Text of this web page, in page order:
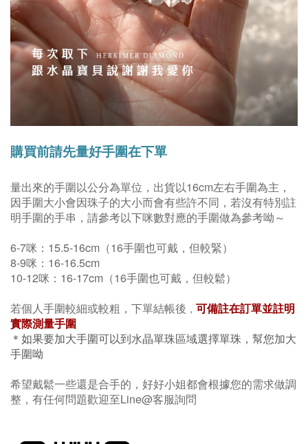
購買前請先量好手圍在下單
量出來的手圍以公分為單位， 出貨以16cm左右手圍為主 ，
因手圍大小會因珠子的大小而會有些許不同，若沒有特別註
明手圍的手串，請參考以下咪數對應的手圍做為參考呦～
6-7咪：15.5-16cm（16手圍也可戴，但較緊）
8-9咪：16-16.5cm
10-12咪：16-17cm（16手圍也可戴，但較鬆）
若個人手圍較細或較粗，下單結帳後 ， 可備註在訂單並註明
實際測量手圍
＊如果要加大手圍可以到水晶單珠區域選擇單珠，幫您加大
手圍呦
希望戴鬆一些還是合手的，好好小姐都會根據您的需求做調
整，有任何問題歡迎至Line@客服詢問